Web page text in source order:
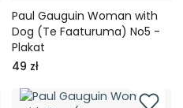
Paul Gauguin Woman with
Dog (Te Faaturuma) No5 -
Plakat
49 zł